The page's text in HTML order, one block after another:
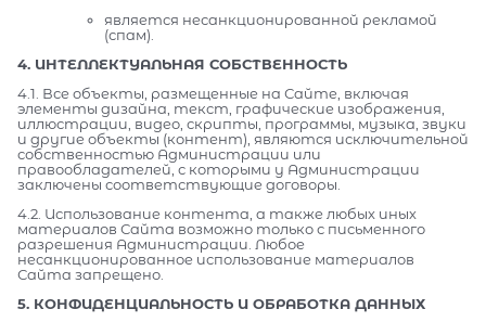
является несанкционированной рекламой
(спам).
4. ИНТЕЛЛЕКТУАЛЬНАЯ СОБСТВЕННОСТЬ
4.1. Все объекты, размещенные на Сайте, включая
элементы дизайна, текст, графические изображения,
иллюстрации, видео, скрипты, программы, музыка, звуки
и другие объекты (контент), являются исключительной
собственностью Администрации или
правообладателей, с которыми у Администрации
заключены соответствующие договоры.
4.2. Использование контента, а также любых иных
материалов Сайта возможно только с письменного
разрешения Администрации. Любое
несанкционированное использование материалов
Сайта запрещено.
5. КОНФИДЕНЦИАЛЬНОСТЬ И ОБРАБОТКА ДАННЫХ